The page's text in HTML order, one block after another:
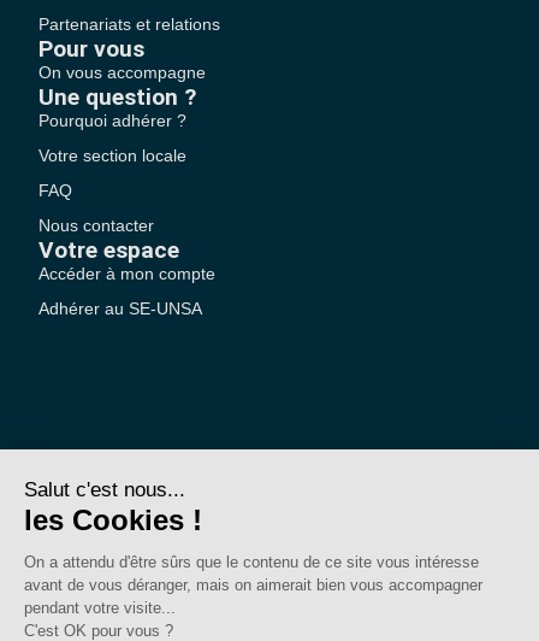
Partenariats et relations
Pour vous
On vous accompagne
Une question ?
Pourquoi adhérer ?
Votre section locale
FAQ
Nous contacter
Votre espace
Accéder à mon compte
Adhérer au SE-UNSA
SE-Unsa est un syndicat de l’UNSA